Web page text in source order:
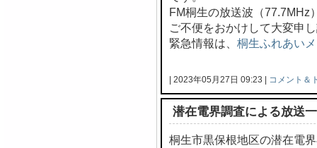
FM桐生の放送波（77.7MHz
ご不便をおかけして大変申
緊急情報は、 桐生ふれあい
| 2023年05月27日 09:23 | コメント＆
潜在電界調査による放送
桐生市黒保根地区の潜在電